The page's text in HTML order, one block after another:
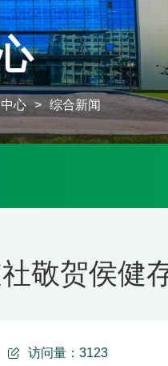
心 > 综合新闻
敬贺侯健
访问量： 3123